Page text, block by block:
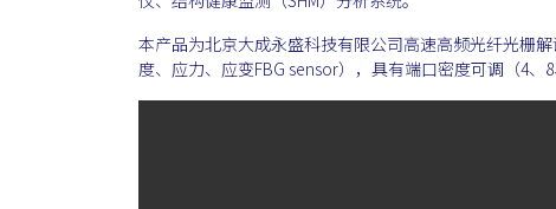
本产品为北京大成永盛科技有限公司高速高频光纤光栅
度、应力、应变FBG sensor），具有端口密度可调（4、